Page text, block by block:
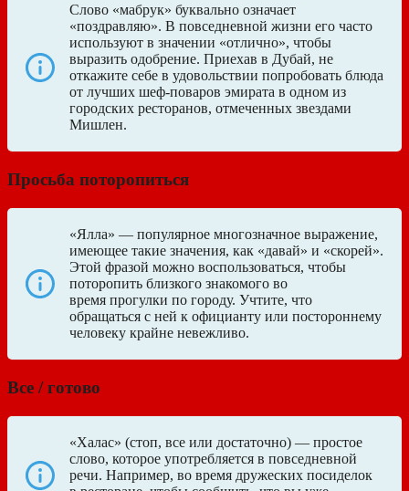
Слово «мабрук» буквально означает
«поздравляю». В повседневной жизни его часто
используют в значении «отлично», чтобы
выразить одобрение. Приехав в Дубай, не
откажите себе в удовольствии попробовать блюда
от лучших шеф-поваров эмирата в одном из
городских ресторанов, отмеченных звездами
Мишлен.
Просьба поторопиться
«Ялла» — популярное многозначное выражение,
имеющее такие значения, как «давай» и «скорей».
Этой фразой можно воспользоваться, чтобы
поторопить близкого знакомого во
время прогулки по городу. Учтите, что
обращаться с ней к официанту или постороннему
человеку крайне невежливо.
Все / готово
«Халас» (стоп, все или достаточно) — простое
слово, которое употребляется в повседневной
речи. Например, во время дружеских посиделок